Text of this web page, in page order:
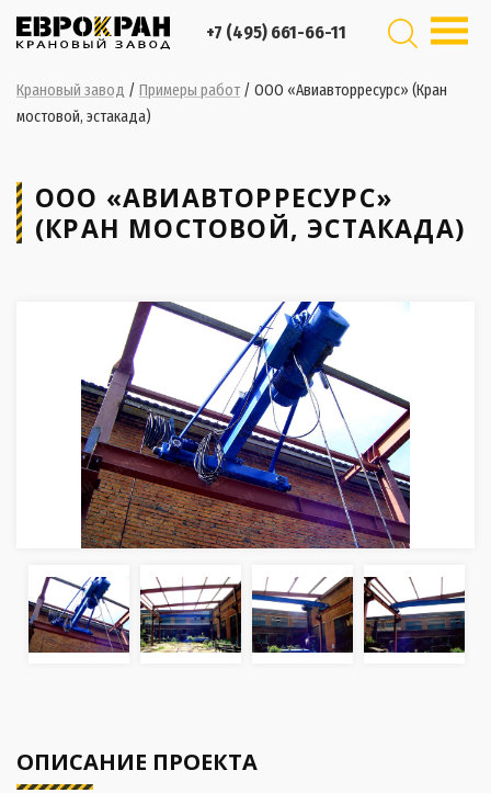
+7 (495) 661-66-11
Крановый завод / Примеры работ / ООО «Авиавторресурс» (Кран
мостовой, эстакада)
ООО «АВИАВТОРРЕСУРС»
(КРАН МОСТОВОЙ, ЭСТАКАДА)
ОПИСАНИЕ ПРОЕКТА